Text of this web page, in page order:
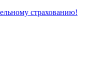
страхованию!